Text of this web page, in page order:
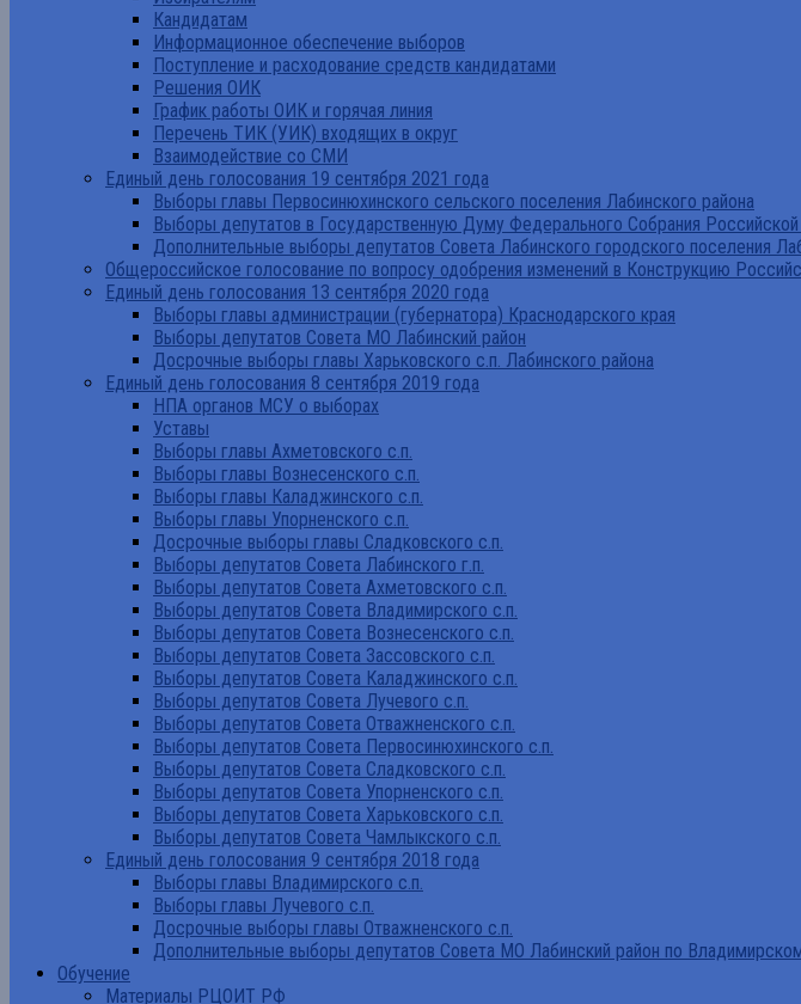
Кандидатам
Информационное обеспечение выборов
Поступление и расходование средств кандидатами
Решения ОИК
График работы ОИК и горячая линия
Перечень ТИК (УИК) входящих в округ
Взаимодействие со СМИ
Единый день голосования 19 сентября 2021 года
Выборы главы Первосинюхинского сельского поселения Лабинского района
Выборы депутатов в Государственную Думу Федерального Собрания
Дополнительные выборы депутатов Совета Лабинского городского поселения
Общероссийское голосование по вопросу одобрения изменений в Конструкцию
Единый день голосования 13 сентября 2020 года
Выборы главы администрации (губернатора) Краснодарского края
Выборы депутатов Совета МО Лабинский район
Досрочные выборы главы Харьковского с.п. Лабинского района
Единый день голосования 8 сентября 2019 года
НПА органов МСУ о выборах
Уставы
Выборы главы Ахметовского с.п.
Выборы главы Вознесенского с.п.
Выборы главы Каладжинского с.п.
Выборы главы Упорненского с.п.
Досрочные выборы главы Сладковского с.п.
Выборы депутатов Совета Лабинского г.п.
Выборы депутатов Совета Ахметовского с.п.
Выборы депутатов Совета Владимирского с.п.
Выборы депутатов Совета Вознесенского с.п.
Выборы депутатов Совета Зассовского с.п.
Выборы депутатов Совета Каладжинского с.п.
Выборы депутатов Совета Лучевого с.п.
Выборы депутатов Совета Отважненского с.п.
Выборы депутатов Совета Первосинюхинского с.п.
Выборы депутатов Совета Сладковского с.п.
Выборы депутатов Совета Упорненского с.п.
Выборы депутатов Совета Харьковского с.п.
Выборы депутатов Совета Чамлыкского с.п.
Единый день голосования 9 сентября 2018 года
Выборы главы Владимирского с.п.
Выборы главы Лучевого с.п.
Досрочные выборы главы Отважненского с.п.
Дополнительные выборы депутатов Совета МО Лабинский район по
Обучение
Материалы РЦОИТ РФ